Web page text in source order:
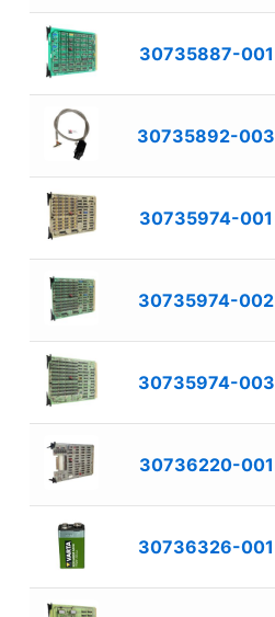
30735887-001
30735892-003
30735974-001
30735974-002
30735974-003
30736220-001
30736326-001